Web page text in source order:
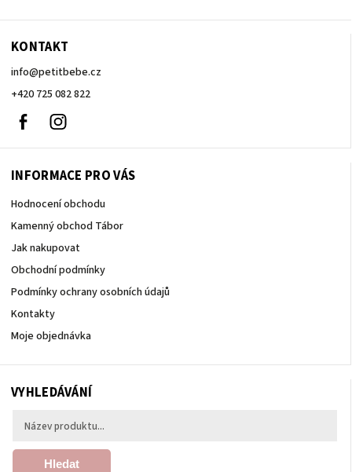
KONTAKT
info@petitbebe.cz
+420 725 082 822
Facebook
INFORMACE PRO VÁS
Hodnocení obchodu
Kamenný obchod Tábor
Jak nakupovat
Obchodní podmínky
Podmínky ochrany osobních údajů
Kontakty
Moje objednávka
VYHLEDÁVÁNÍ
Hledat